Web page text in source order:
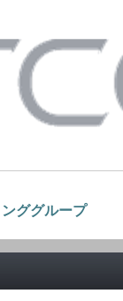
ググループ